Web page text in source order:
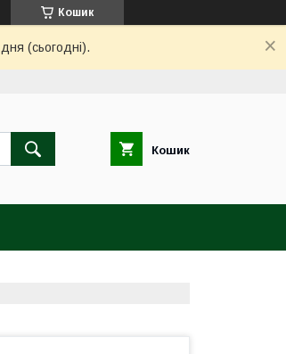
Кошик
(сьогодні).
Кошик